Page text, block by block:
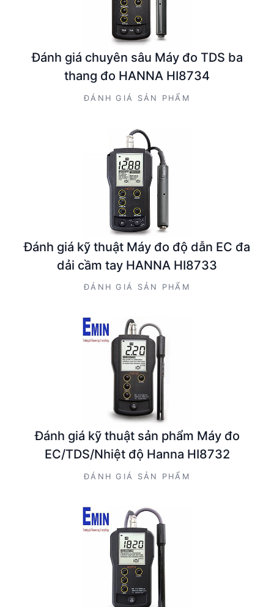
Đánh giá chuyên sâu Máy đo TDS ba
thang đo HANNA HI8734
ĐÁNH GIÁ SẢN PHẨM
Đánh giá kỹ thuật Máy đo độ dẫn EC đa
dải cầm tay HANNA HI8733
ĐÁNH GIÁ SẢN PHẨM
Đánh giá kỹ thuật sản phẩm Máy đo
EC/TDS/Nhiệt độ Hanna HI8732
ĐÁNH GIÁ SẢN PHẨM